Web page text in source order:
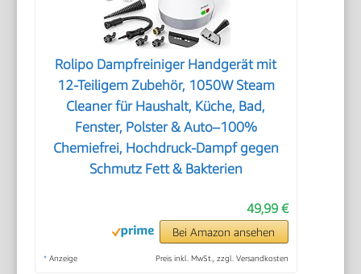
Rolipo Dampfreiniger Handgerät mit
12-Teiligem Zubehör, 1050W Steam
Cleaner für Haushalt, Küche, Bad,
Fenster, Polster & Auto–100%
Chemiefrei, Hochdruck-Dampf gegen
Schmutz Fett & Bakterien
49,99 €
Bei Amazon ansehen
* Anzeige Preis inkl. MwSt., zzgl. Versandkosten